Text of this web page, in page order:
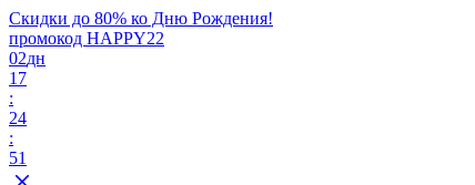
Скидки до 80% ко Дню Рождения!
промокод HAPPY22
02дн
17
:
24
:
51